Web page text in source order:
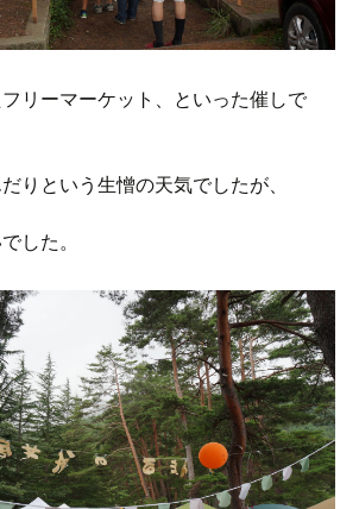
リーマーケット、といった催しで
りという生憎の天気でしたが、
した。